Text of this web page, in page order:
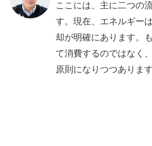
ここには、主に二つの
す。現在、エネルギー
却が明確にあります。
て消費するのではなく
原則になりつつあります